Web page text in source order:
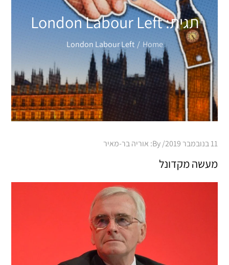
תגית:London Labour Left
Home
London Labour Left
Posted
11 בנובמבר 2019 By: אוריה בר-מאיר
מעשה מקדונל